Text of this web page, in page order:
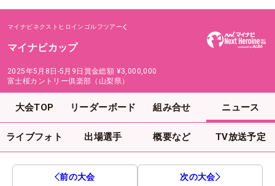
マイナビネクストヒロインゴルフツアー
マイナビカップ
2025年5月8日-5月9日 賞金総額 ¥3,000,000
富士桜カントリー俱楽部（山梨県）
大会TOP リーダーボード 組み合せ ニュース
ライブフォト 出場選手 概要など TV放送予定
前の大会 次の大会